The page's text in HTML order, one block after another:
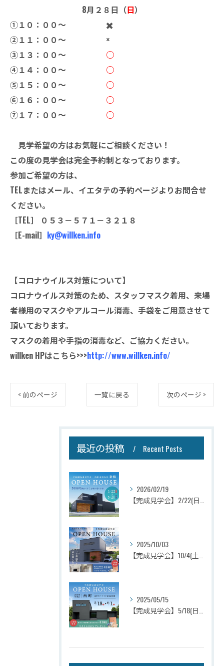
8月２８日（日）
①１０：００～ ✖️
②１１：００～ ×
③１３：００～ ○
④１４：００～ ○
⑤１５：００～ ○
➅１６：００～ ○
⑦１７：００～ ○
見学希望の方はお気軽にご相談ください！
この度の見学会は完全予約制となっております。
参加ご希望の方は、
TELまたはメール、イエタテの予約ページよりお問合せ
ください。
［TEL］ ０５３－５７１－３２１８
［E-mail］ ky@willken.info
【コロナウイルス対策について】
コロナウイルス対策のため、スタッフマスク着用、来場
者様用のマスクやアルコール消毒、手袋をご用意させて
頂いております。
マスクの着用や手指の消毒など、ご協力ください。
willken HPはこちら>>>http://www.willken.info/
< 前のページ 一覧に戻る 次のページ >
最近の投稿 Recent Posts
2026/02/19
2025/10/03
2025/05/15